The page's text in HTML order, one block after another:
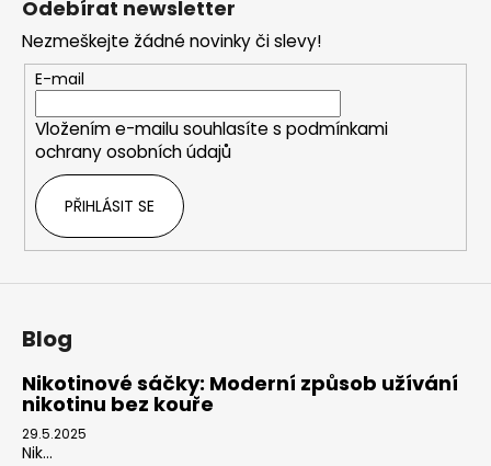
Odebírat newsletter
Nezmeškejte žádné novinky či slevy!
E-mail
Vložením e-mailu souhlasíte s podmínkami
ochrany osobních údajů
PŘIHLÁSIT SE
Blog
Nikotinové sáčky: Moderní způsob užívání
nikotinu bez kouře
29.5.2025
Nik...